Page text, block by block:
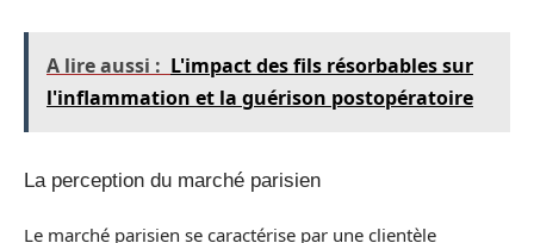
A lire aussi : L'impact des fils résorbables sur
l'inflammation et la guérison postopératoire
La perception du marché parisien
Le marché parisien se caractérise par une clientèle